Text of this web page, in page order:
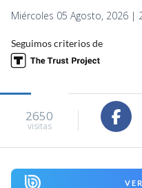
Miércoles 05 Agosto, 2026 |
Seguimos criterios de
2650
visitas